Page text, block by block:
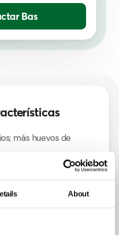
About
Bas
más huevos de
de las empacadoras;
útil de los equipos
a la limpieza;